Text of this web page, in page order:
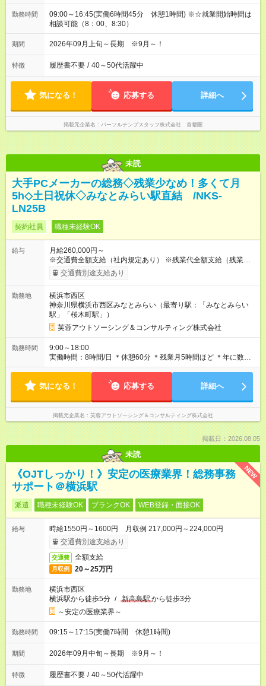
勤務時間
09:00～16:45(実働6時間45分 休憩1時間) ※☆就業開始時間は
相談可能（8：00、8:30）
期間 2026年09月上旬～長期 ※9月～！
特徴 履歴書不要 / 40～50代活躍中
気になる！ 応募する 詳細へ
掲載元企業名 パーソルテンプスタッフ株式会社 首都圏
未読
大手PCメーカーの総務◇残業少なめ！多くて月
5h◇土日祝休◇みなとみらい駅直結 /NKS-
LN25B
契約社員 職種未経験OK
給与
月給260,000円～
※交通費全額支給（社内規定あり） ※残業代全額支給（残業が発
生した場合は全額支給いたします。みなし残業代は含みませ
ん） 【試用期間】試用期間なし
交通費別途支給あり
勤務地
横浜市西区
神奈川県横浜市西区みなとみらい（最寄り駅：「みなとみらい
駅」「桜木町駅」）
芙蓉アウトソーシング＆コンサルティング株式会社
勤務時間
9:00～18:00
実働時間：8時間/日 ＊休憩60分 ＊残業月5時間ほど ＊年に数
回、イベント対応で時差出勤があります（12～21時など）
気になる！ 応募する 詳細へ
掲載元企業名 芙蓉アウトソーシング＆コンサルティング株式会社
掲載日：2026.08.05
未読
NEW
《OJTしっかり！》安定の医療業界！総務事務
サポート＠横浜駅
派遣 職種未経験OK ブランクOK WEB登録・面接OK
給与
時給1550円～1600円 月収例 217,000円～224,000円
交通費別途支給あり
交通費 全額支給
月収例 20～25万円
勤務地
横浜市西区
横浜駅から徒歩5分 / 新高島駅から徒歩3分
～安定の医療業界～
勤務時間 09:15～17:15(実働7時間 休憩1時間)
期間 2026年09月中旬～長期 ※9月～！
特徴 履歴書不要 / 40～50代活躍中